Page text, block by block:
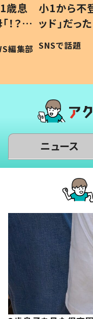
歳息
？」
編集部
小1から不
ッド」だ
作り続け
#令和の子
SNSで話題
ニュース